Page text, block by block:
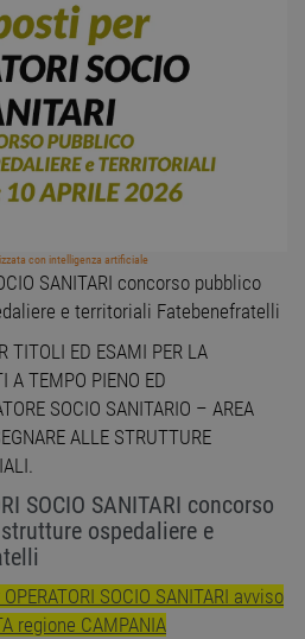
con intelligenza artificiale
SANITARI concorso pubblico
e territoriali Fatebenefratelli
TITOLI ED ESAMI PER LA
A TEMPO PIENO ED
SOCIO SANITARIO – AREA
ALLE STRUTTURE
SOCIO SANITARI concorso
ospedaliere e
SOCIO SANITARI avviso
regione CAMPANIA